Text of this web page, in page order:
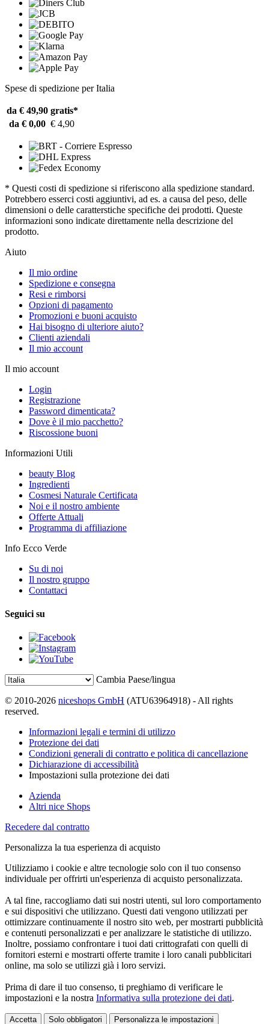
Spese di spedizione per Italia
da € 49,90 gratis*
da € 0,00 € 4,90
* Questi costi di spedizione si riferiscono alla spedizione standard.
Potrebbero esserci costi aggiuntivi, ad es. a causa del peso, delle
dimensioni o delle caratterstiche specifiche dei prodotti. Queste
informazioni sono indicate direttamente nella descrizione del
prodotto.
Aiuto
Il mio ordine
Spedizione e consegna
Resi e rimborsi
Opzioni di pagamento
Promozioni e buoni acquisto
Hai bisogno di ulteriore aiuto?
Clienti aziendali
Il mio account
Il mio account
Login
Registrazione
Password dimenticata?
Dove è il mio pacchetto?
Riscossione buoni
Informazioni Utili
beauty Blog
Ingredienti
Cosmesi Naturale Certificata
Noi e il nostro ambiente
Offerte Attuali
Programma di affiliazione
Info Ecco Verde
Su di noi
Il nostro gruppo
Contattaci
Seguici su
Cambia Paese/lingua
© 2010-2026 niceshops GmbH (ATU63964918) - All rights
reserved.
Informazioni legali e termini di utilizzo
Protezione dei dati
Condizioni generali di contratto e politica di cancellazione
Dichiarazione di accessibilità
Impostazioni sulla protezione dei dati
Azienda
Altri nice Shops
Recedere dal contratto
Personalizza la tua esperienza di acquisto
Utilizziamo i cookie e altre tecnologie solo con il tuo consenso
individuale per offrirti un'esperienza di acquisto personalizzata.
A tal fine, raccogliamo dati sui nostri utenti, sul loro comportamento
e sui dispositivi che utilizzano. Questi dati vengono utilizzati per
ottimizzare continuamente il nostro sito web, per mostrarti pubblicità
e contenuti personalizzati e per analizzare le statistiche di utilizzo.
Inoltre, possiamo confrontare i tuoi dati crittografati con quelli di
fornitori esterni e mostrarti offerte tramite i loro canali pubblicitari
online, ma solo se utilizzi già i loro servizi.
Prima di dare il tuo consenso, ti preghiamo di verificare le
impostazioni e la nostra Informativa sulla protezione dei dati.
Accetta Solo obbligatori Personalizza le impostazioni